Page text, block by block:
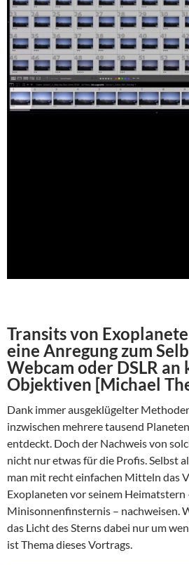
Transits von
eine Anregung zum
Webcam oder DSLR an
Objektiven [Michael
Dank immer ausgeklügelter
inzwischen mehrere tausend
entdeckt. Doch der Nachweis von
nicht nur etwas für die Profis. Selbst
man mit recht einfachen Mitteln das
Exoplaneten vor seinem Heimatstern
Minisonnenfinsternis – nachweisen.
das Licht des Sterns dabei nur um
ist Thema dieses Vortrags.